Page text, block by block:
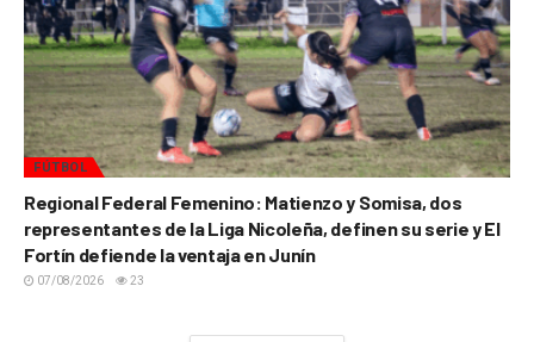
FÚTBOL
Regional Federal Femenino: Matienzo y Somisa, dos
representantes de la Liga Nicoleña, definen su serie y El
Fortín defiende la ventaja en Junín
07/08/2026 23